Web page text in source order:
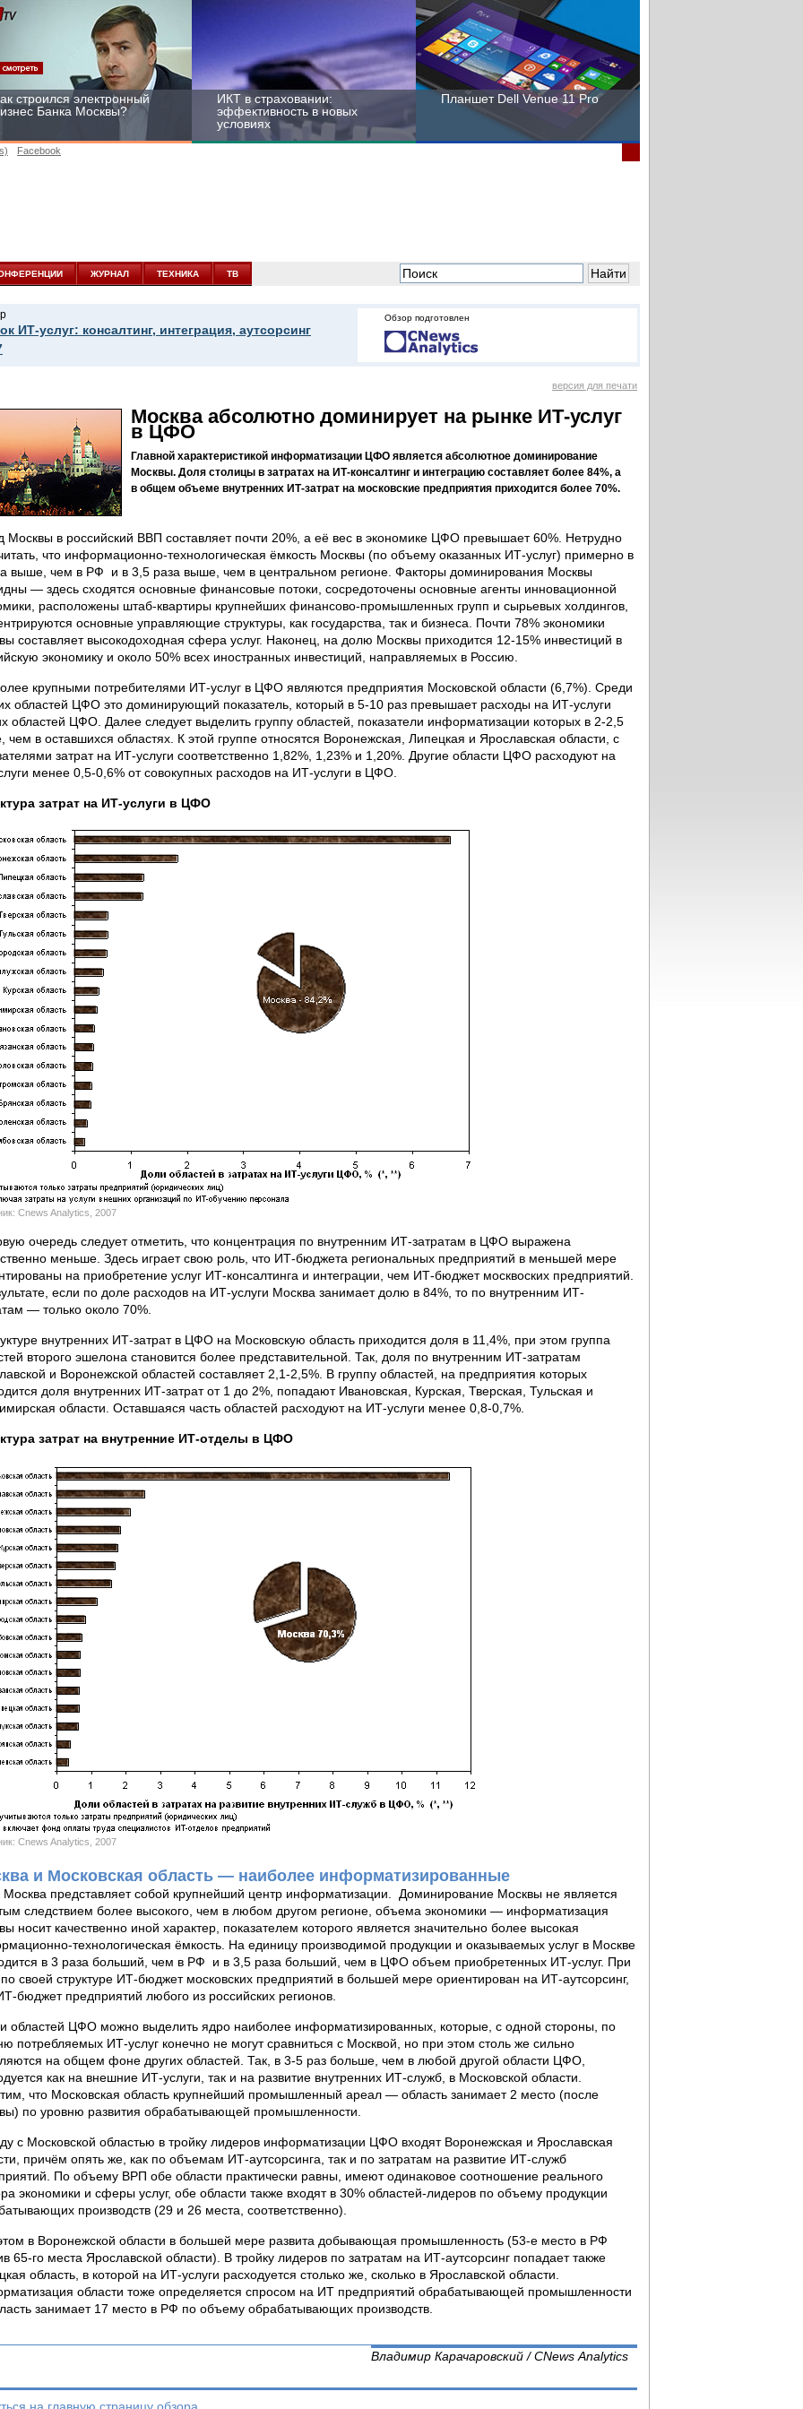
строился электронный
Банка Москвы?
ИКТ в страховании:
эффективность в новых
условиях
Планшет Dell Venue 11 Pro
госструктур: развитие в
новых условиях
Facebook
ЖУРНАЛ ТЕХНИКА ТВ
ИТ-услуг: консалтинг, интеграция, аутсорсинг
Обзор подготовлен
версия для печати
Москва абсолютно доминирует на рынке ИТ-услуг
в ЦФО
Главной характеристикой информатизации ЦФО является абсолютное доминирование
Москвы. Доля столицы в затратах на ИТ-консалтинг и интеграцию составляет более 84%, а
в общем объеме внутренних ИТ-затрат на московские предприятия приходится более 70%.
Москвы в российский ВВП составляет почти 20%, а её вес в экономике ЦФО превышает 60%. Нетрудно
что информационно-технологическая ёмкость Москвы (по объему оказанных ИТ-услуг) примерно в
выше, чем в РФ и в 3,5 раза выше, чем в центральном регионе. Факторы доминирования Москвы
— здесь сходятся основные финансовые потоки, сосредоточены основные агенты инновационной
расположены штаб-квартиры крупнейших финансово-промышленных групп и сырьевых холдингов,
основные управляющие структуры, как государства, так и бизнеса. Почти 78% экономики
составляет высокодоходная сфера услуг. Наконец, на долю Москвы приходится 12-15% инвестиций в
экономику и около 50% всех иностранных инвестиций, направляемых в Россию.
крупными потребителями ИТ-услуг в ЦФО являются предприятия Московской области (6,7%). Среди
областей ЦФО это доминирующий показатель, который в 5-10 раз превышает расходы на ИТ-услуги
областей ЦФО. Далее следует выделить группу областей, показатели информатизации которых в 2-2,5
чем в оставшихся областях. К этой группе относятся Воронежская, Липецкая и Ярославская области, с
затрат на ИТ-услуги соответственно 1,82%, 1,23% и 1,20%. Другие области ЦФО расходуют на
менее 0,5-0,6% от совокупных расходов на ИТ-услуги в ЦФО.
затрат на ИТ-услуги в ЦФО
Cnews Analytics, 2007
очередь следует отметить, что концентрация по внутренним ИТ-затратам в ЦФО выражена
меньше. Здесь играет свою роль, что ИТ-бюджета региональных предприятий в меньшей мере
на приобретение услуг ИТ-консалтинга и интеграции, чем ИТ-бюджет москвоских предприятий.
если по доле расходов на ИТ-услуги Москва занимает долю в 84%, то по внутренним ИТ-
— только около 70%.
внутренних ИТ-затрат в ЦФО на Московскую область приходится доля в 11,4%, при этом группа
второго эшелона становится более представительной. Так, доля по внутренним ИТ-затратам
и Воронежской областей составляет 2,1-2,5%. В группу областей, на предприятия которых
доля внутренних ИТ-затрат от 1 до 2%, попадают Ивановская, Курская, Тверская, Тульская и
области. Оставшаяся часть областей расходуют на ИТ-услуги менее 0,8-0,7%.
затрат на внутренние ИТ-отделы в ЦФО
Cnews Analytics, 2007
и Московская область — наиболее информатизированные
Москва представляет собой крупнейший центр информатизации. Доминирование Москвы не является
следствием более высокого, чем в любом другом регионе, объема экономики — информатизация
носит качественно иной характер, показателем которого является значительно более высокая
технологическая ёмкость. На единицу производимой продукции и оказываемых услуг в Москве
в 3 раза больший, чем в РФ и в 3,5 раза больший, чем в ЦФО объем приобретенных ИТ-услуг. При
своей структуре ИТ-бюджет московских предприятий в большей мере ориентирован на ИТ-аутсорсинг,
бюджет предприятий любого из российских регионов.
областей ЦФО можно выделить ядро наиболее информатизированных, которые, с одной стороны, по
потребляемых ИТ-услуг конечно не могут сравниться с Москвой, но при этом столь же сильно
на общем фоне других областей. Так, в 3-5 раз больше, чем в любой другой области ЦФО,
как на внешние ИТ-услуги, так и на развитие внутренних ИТ-служб, в Московской области.
что Московская область крупнейший промышленный ареал — область занимает 2 место (после
по уровню развития обрабатывающей промышленности.
с Московской областью в тройку лидеров информатизации ЦФО входят Воронежская и Ярославская
причём опять же, как по объемам ИТ-аутсорсинга, так и по затратам на развитие ИТ-служб
По объему ВРП обе области практически равны, имеют одинаковое соотношение реального
экономики и сферы услуг, обе области также входят в 30% областей-лидеров по объему продукции
производств (29 и 26 места, соответственно).
в Воронежской области в большей мере развита добывающая промышленность (53-е место в РФ
65-го места Ярославской области). В тройку лидеров по затратам на ИТ-аутсорсинг попадает также
область, в которой на ИТ-услуги расходуется столько же, сколько в Ярославской области.
области тоже определяется спросом на ИТ предприятий обрабатывающей промышленности
занимает 17 место в РФ по объему обрабатывающих производств.
Владимир Карачаровский / CNews Analytics